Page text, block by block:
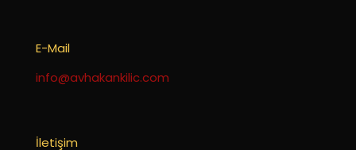
E-Mail
info@avhakankilic.com
İletişim